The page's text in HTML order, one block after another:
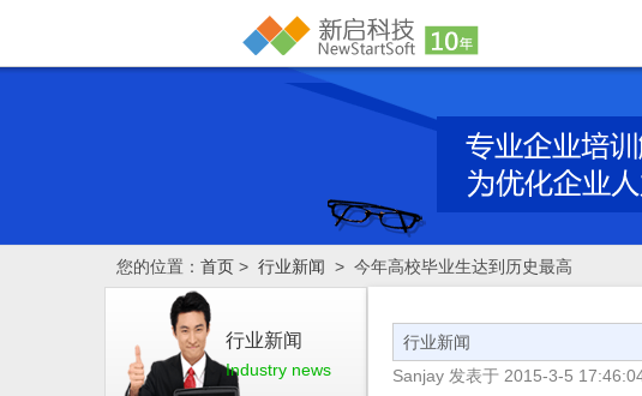
您的位置： 首页 > 行业新闻 > 今年高校毕业生达到历史最高
行业新闻
Industry news
行业新闻
Sanjay 发表于 2015-3-5